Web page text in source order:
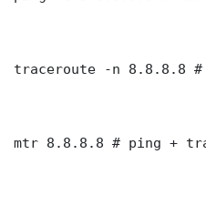
traceroute -n 8.8.8.8
mtr 8.8.8.8 # ping +